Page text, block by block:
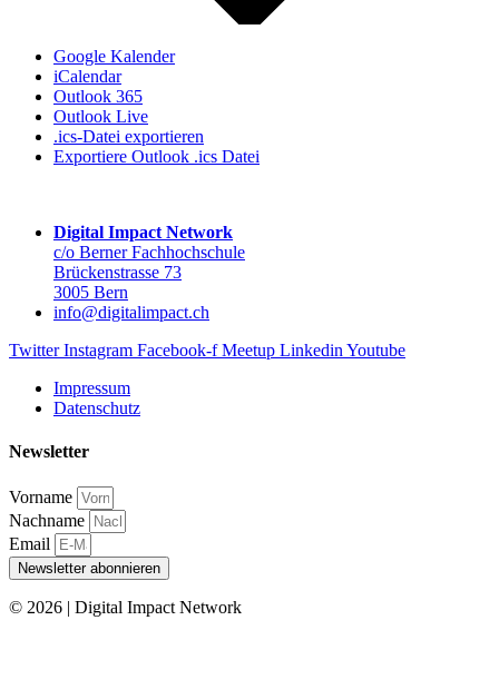
Google Kalender
iCalendar
Outlook 365
Outlook Live
.ics-Datei exportieren
Exportiere Outlook .ics Datei
Digital Impact Network
c/o Berner Fachhochschule
Brückenstrasse 73
3005 Bern
info@digitalimpact.ch
Twitter Instagram Facebook-f Meetup Linkedin Youtube
Impressum
Datenschutz
Newsletter
Vorname
Nachname
Email
Newsletter abonnieren
© 2026 | Digital Impact Network